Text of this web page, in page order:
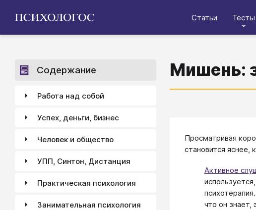
Статьи Тесты
Мишень:
Просматривая
становится яснее,
Активное
что он знает,
Содержание
Работа над собой
Успех, деньги, бизнес
Человек и общество
УПП, Синтон, Дистанция
Практическая психология
Занимательная психология